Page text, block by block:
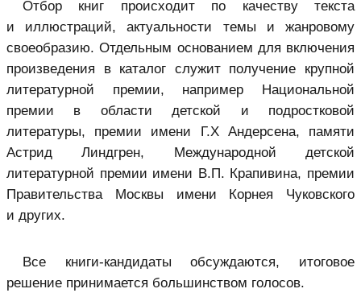
Отбор книг происходит по качеству текста
и иллюстраций, актуальности темы и жанровому
своеобразию. Отдельным основанием для включения
произведения в каталог служит получение крупной
литературной премии, например Национальной
премии в области детской и подростковой
литературы, премии имени Г.Х Андерсена, памяти
Астрид Линдгрен, Международной детской
литературной премии имени В.П. Крапивина, премии
Правительства Москвы имени Корнея Чуковского
и других.
Все книги-кандидаты обсуждаются, итоговое
решение принимается большинством голосов.